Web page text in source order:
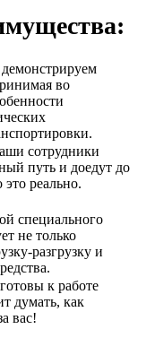
во
сотрудники
путь и доедут до
это реально.
специального
не только
разгрузку и
к работе
думать, как
вас!